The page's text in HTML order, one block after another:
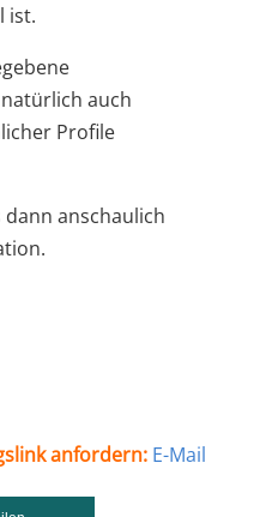
ist.
auch
Profile
dann anschaulich
anfordern: E-Mail